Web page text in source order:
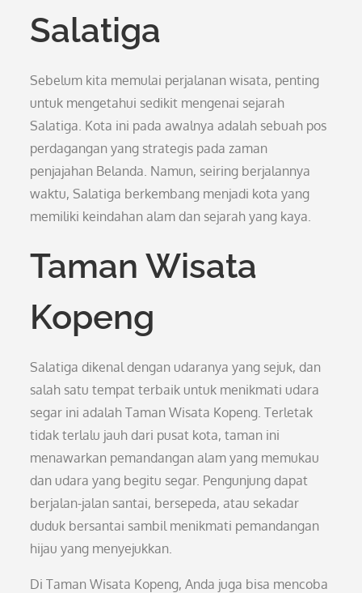
Salatiga
Sebelum kita memulai perjalanan wisata, penting
untuk mengetahui sedikit mengenai sejarah
Salatiga. Kota ini pada awalnya adalah sebuah pos
perdagangan yang strategis pada zaman
penjajahan Belanda. Namun, seiring berjalannya
waktu, Salatiga berkembang menjadi kota yang
memiliki keindahan alam dan sejarah yang kaya.
Taman Wisata
Kopeng
Salatiga dikenal dengan udaranya yang sejuk, dan
salah satu tempat terbaik untuk menikmati udara
segar ini adalah Taman Wisata Kopeng. Terletak
tidak terlalu jauh dari pusat kota, taman ini
menawarkan pemandangan alam yang memukau
dan udara yang begitu segar. Pengunjung dapat
berjalan-jalan santai, bersepeda, atau sekadar
duduk bersantai sambil menikmati pemandangan
hijau yang menyejukkan.
Di Taman Wisata Kopeng, Anda juga bisa mencoba